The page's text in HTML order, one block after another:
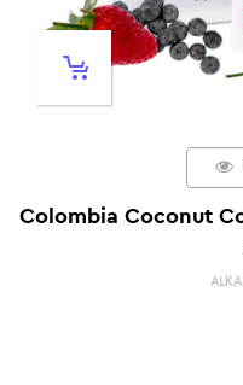
Colombia Coconut